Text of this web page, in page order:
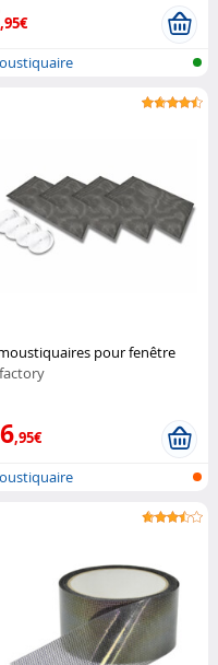
,95€
pour fenêtre
,95€